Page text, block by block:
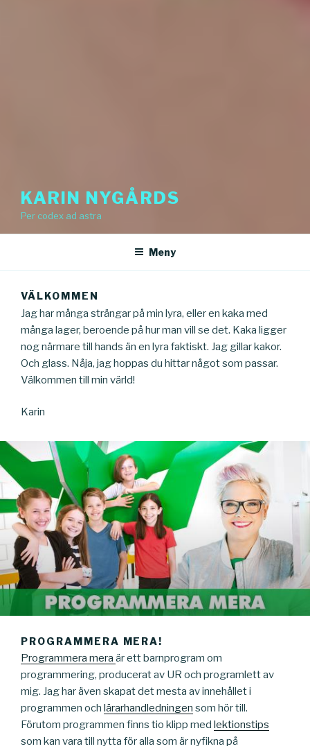
KARIN NYGÅRDS
Per codex ad astra
Meny
VÄLKOMMEN
Jag har många strängar på min lyra, eller en kaka med
många lager, beroende på hur man vill se det. Kaka ligger
nog närmare till hands än en lyra faktiskt. Jag gillar kakor.
Och glass. Nåja, jag hoppas du hittar något som passar.
Välkommen till min värld!
Karin
PROGRAMMERA MERA!
Programmera mera är ett barnprogram om
programmering, producerat av UR och programlett av
mig. Jag har även skapat det mesta av innehållet i
programmen och lärarhandledningen som hör till.
Förutom programmen finns tio klipp med lektionstips
som kan vara till nytta för alla som är nyfikna på